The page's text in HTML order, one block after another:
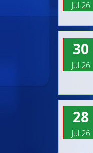
Jul 26
30
Jul 26
28
Jul 26